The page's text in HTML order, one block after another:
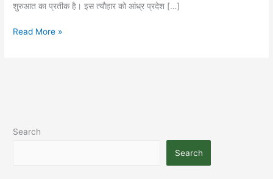
शुरुआत का प्रतीक है। इस त्यौहार को आंध्र प्रदेश […]
Read More »
Search
Search